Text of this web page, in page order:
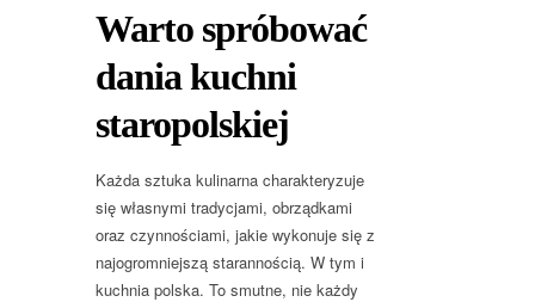
Warto spróbować
dania kuchni
staropolskiej
Każda sztuka kulinarna charakteryzuje
się własnymi tradycjami, obrządkami
oraz czynnościami, jakie wykonuje się z
najogromniejszą starannością. W tym i
kuchnia polska. To smutne, nie każdy